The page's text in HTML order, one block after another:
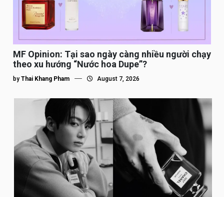
MF Opinion: Tại sao ngày càng nhiều người chạy
theo xu hướng “Nước hoa Dupe”?
by Thai Khang Pham August 7, 2026